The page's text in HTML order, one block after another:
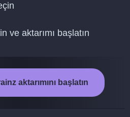
ve aktarımı başlatın
aktarımını başlatın